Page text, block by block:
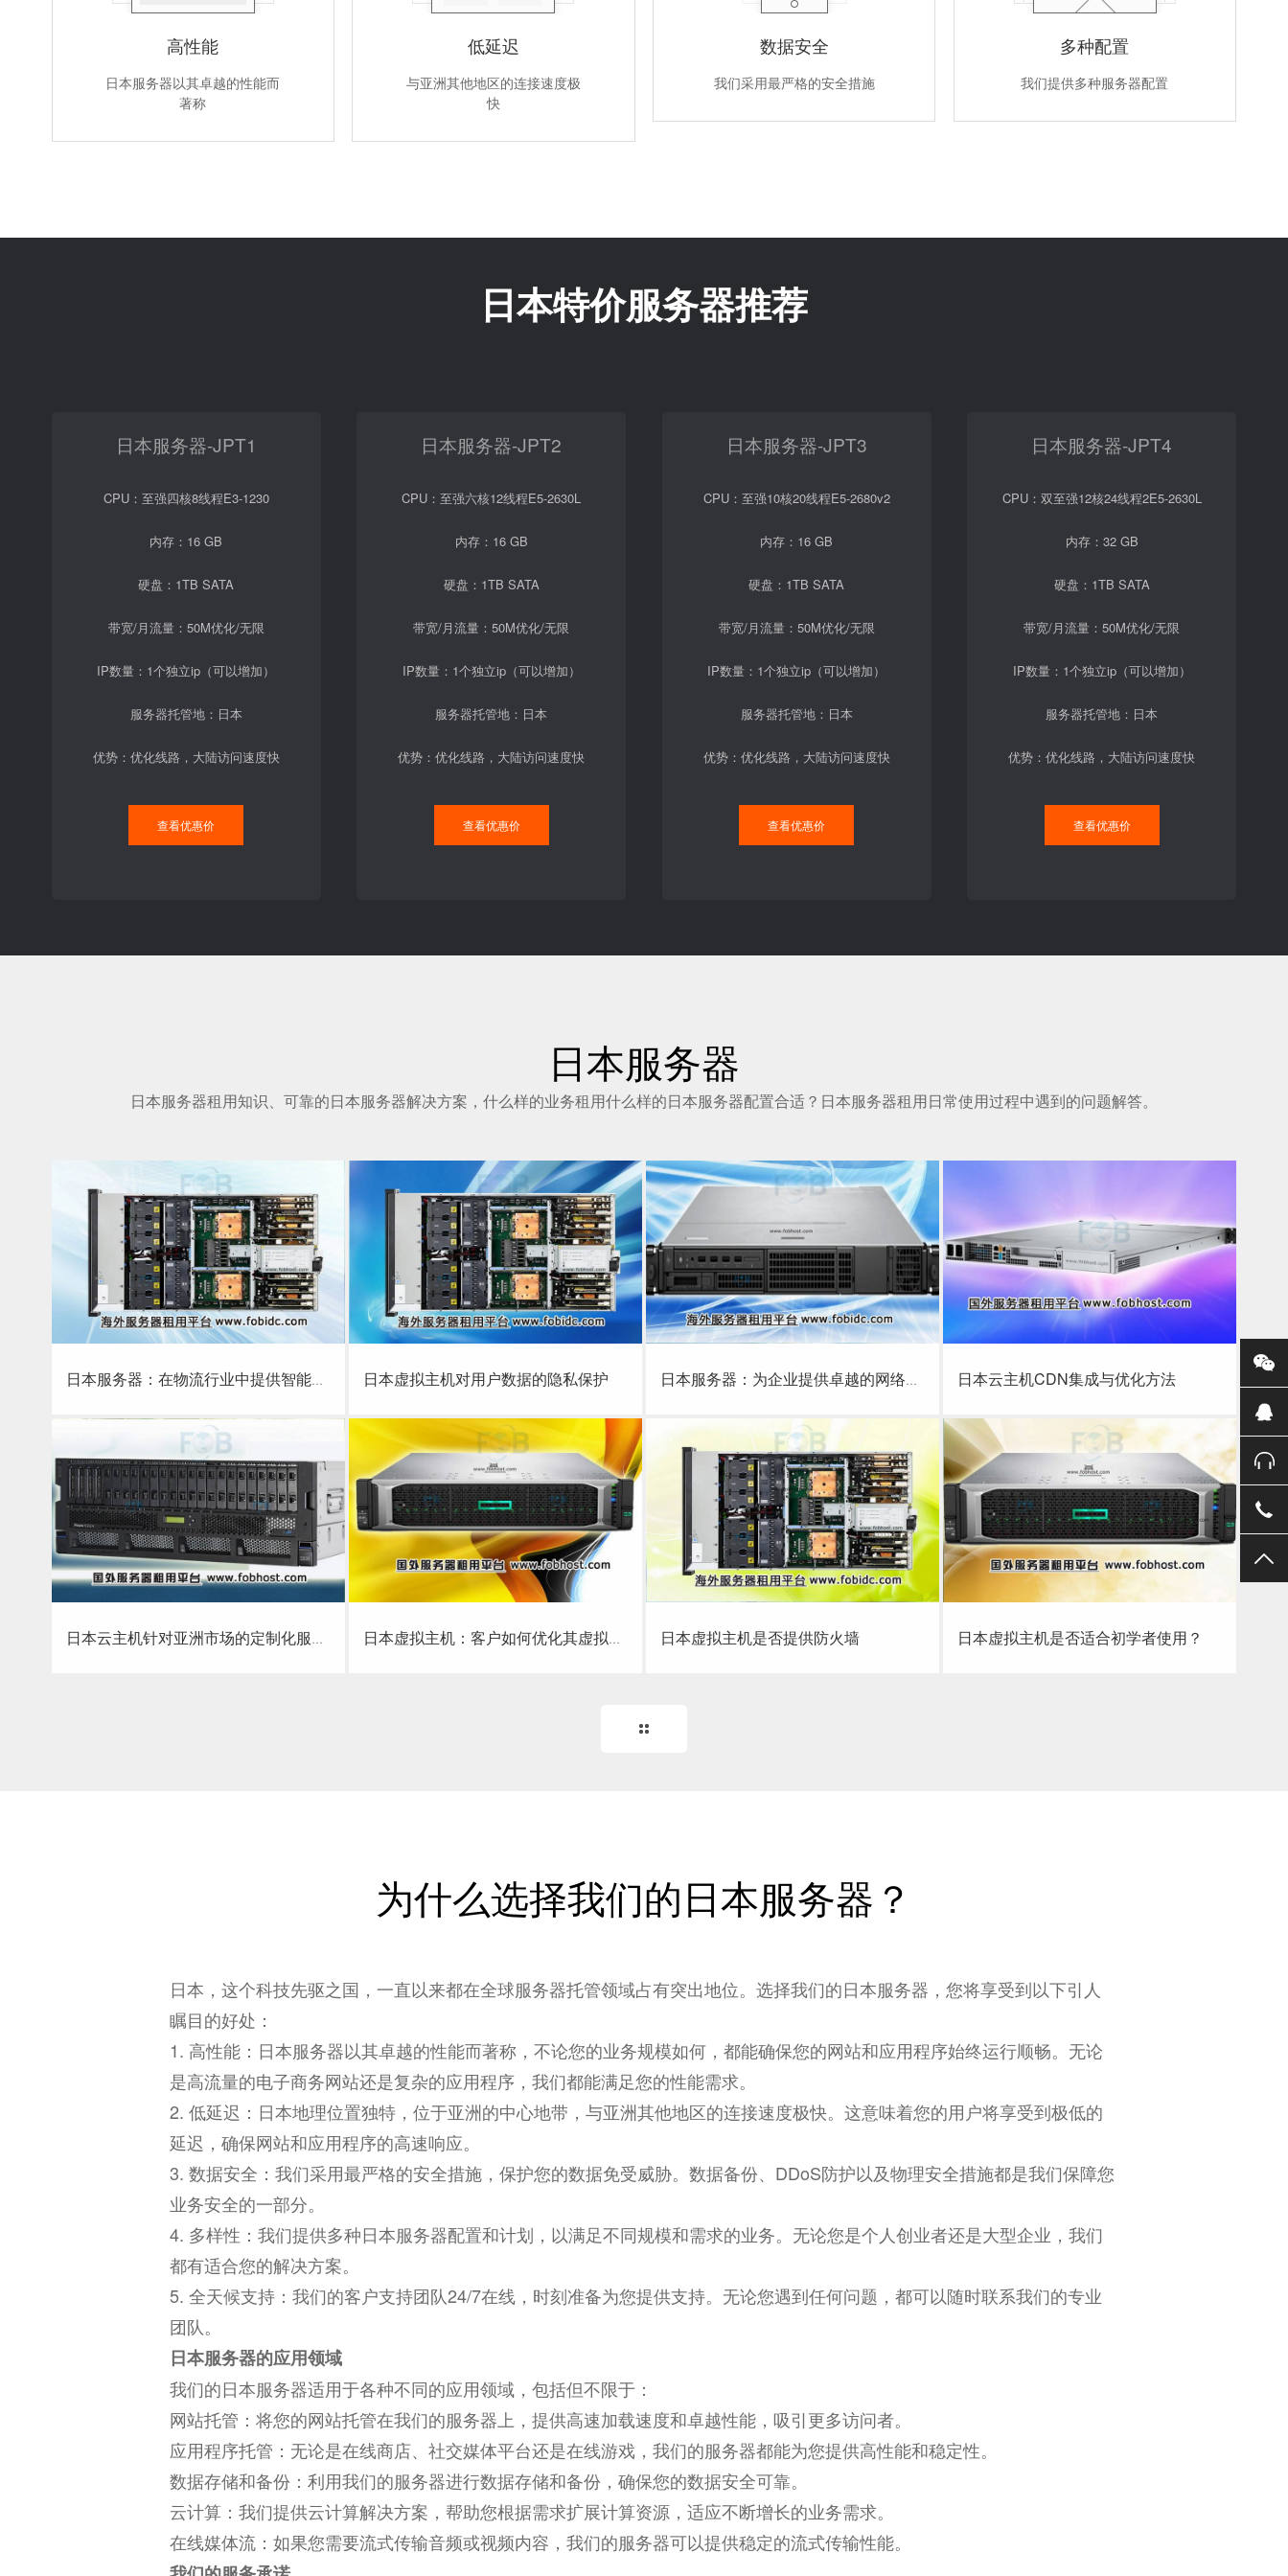
高性能
日本服务器以其卓越的性能而
著称
低延迟
与亚洲其他地区的连接速度极
快
数据安全
我们采用最严格的安全措施
多种配置
我们提供多种服务器配置
日本特价服务器推荐
日本服务器-JPT1
CPU：至强四核8线程E3-1230
内存：16 GB
硬盘：1TB SATA
带宽/月流量：50M优化/无限
IP数量：1个独立ip（可以增加）
服务器托管地：日本
优势：优化线路，大陆访问速度快
查看优惠价
日本服务器-JPT2
CPU：至强六核12线程E5-2630L
内存：16 GB
硬盘：1TB SATA
带宽/月流量：50M优化/无限
IP数量：1个独立ip（可以增加）
服务器托管地：日本
优势：优化线路，大陆访问速度快
查看优惠价
日本服务器-JPT3
CPU：至强10核20线程E5-2680v2
内存：16 GB
硬盘：1TB SATA
带宽/月流量：50M优化/无限
IP数量：1个独立ip（可以增加）
服务器托管地：日本
优势：优化线路，大陆访问速度快
查看优惠价
日本服务器-JPT4
CPU：双至强12核24线程2E5-2630L
内存：32 GB
硬盘：1TB SATA
带宽/月流量：50M优化/无限
IP数量：1个独立ip（可以增加）
服务器托管地：日本
优势：优化线路，大陆访问速度快
查看优惠价
日本服务器
日本服务器租用知识、可靠的日本服务器解决方案，什么样的业务租用什么样的日本服务器配置合适？日本服务器租用日常使用过程中遇到的问题解答。
日本服务器：在物流行业中提供智能物流金融 日本虚拟主机对用户数据的隐私保护 日本服务器：为企业提供卓越的网络性能与安 日本云主机CDN集成与优化方法
日本云主机针对亚洲市场的定制化服务 日本虚拟主机：客户如何优化其虚拟主机与应 日本虚拟主机是否提供防火墙 日本虚拟主机是否适合初学者使用？
为什么选择我们的日本服务器？
日本，这个科技先驱之国，一直以来都在全球服务器托管领域占有突出地位。选择我们的日本服务器，您将享受到以下引人
瞩目的好处：
1. 高性能： 日本服务器以其卓越的性能而著称，不论您的业务规模如何，都能确保您的网站和应用程序始终运行顺畅。无论
是高流量的电子商务网站还是复杂的应用程序，我们都能满足您的性能需求。
2. 低延迟：日本地理位置独特，位于亚洲的中心地带，与亚洲其他地区的连接速度极快。这意味着您的用户将享受到极低的
延迟，确保网站和应用程序的高速响应。
3. 数据安全：我们采用最严格的安全措施，保护您的数据免受威胁。数据备份、DDoS防护以及物理安全措施都是我们保障您
业务安全的一部分。
4. 多样性：我们提供多种日本服务器配置和计划，以满足不同规模和需求的业务。无论您是个人创业者还是大型企业，我们
都有适合您的解决方案。
5. 全天候支持：我们的客户支持团队24/7在线，时刻准备为您提供支持。无论您遇到任何问题，都可以随时联系我们的专业
团队。
日本服务器的应用领域
我们的日本服务器适用于各种不同的应用领域，包括但不限于：
网站托管：将您的网站托管在我们的服务器上，提供高速加载速度和卓越性能，吸引更多访问者。
应用程序托管：无论是在线商店、社交媒体平台还是在线游戏，我们的服务器都能为您提供高性能和稳定性。
数据存储和备份：利用我们的服务器进行数据存储和备份，确保您的数据安全可靠。
云计算：我们提供云计算解决方案，帮助您根据需求扩展计算资源，适应不断增长的业务需求。
在线媒体流：如果您需要流式传输音频或视频内容，我们的服务器可以提供稳定的流式传输性能。